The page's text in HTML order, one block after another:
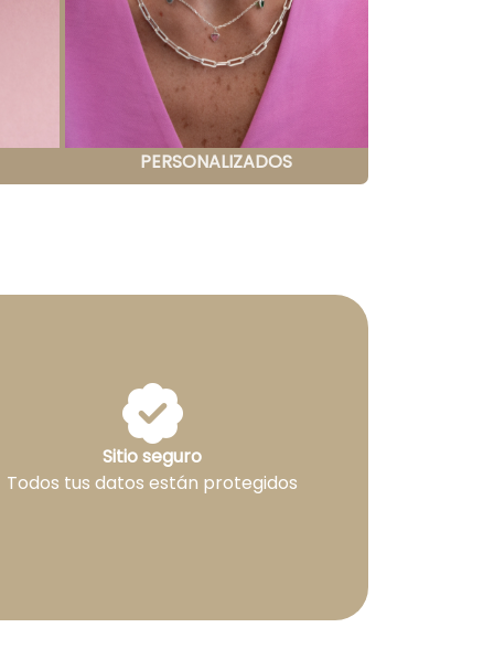
PERSONALIZADOS
Sitio seguro
Todos tus datos están protegidos